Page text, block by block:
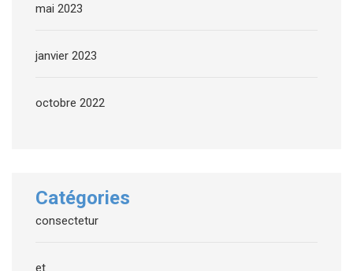
mai 2023
janvier 2023
octobre 2022
Catégories
consectetur
et